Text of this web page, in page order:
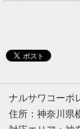
ナルサワコーポ
住所：神奈川県